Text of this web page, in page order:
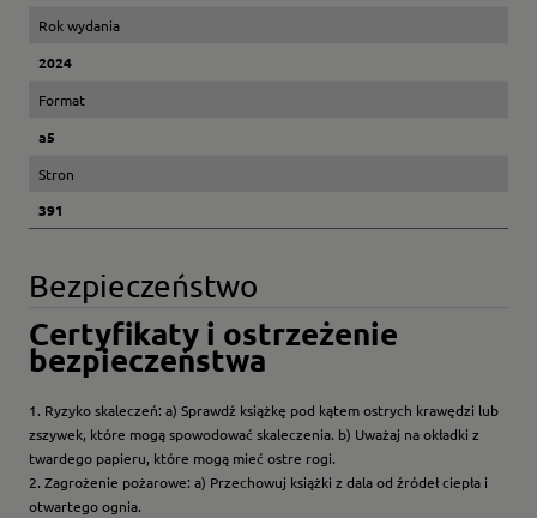
Rok wydania
2024
Format
a5
Stron
391
Bezpieczeństwo
Certyfikaty i ostrzeżenie
bezpieczeństwa
1. Ryzyko skaleczeń: a) Sprawdź książkę pod kątem ostrych krawędzi lub
zszywek, które mogą spowodować skaleczenia. b) Uważaj na okładki z
twardego papieru, które mogą mieć ostre rogi.
2. Zagrożenie pożarowe: a) Przechowuj książki z dala od źródeł ciepła i
otwartego ognia.